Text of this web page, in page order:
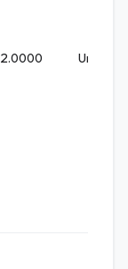
2.0000 Unidade